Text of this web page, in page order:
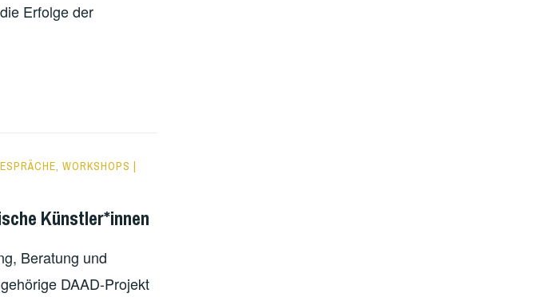
Erfolge der
, WORKSHOPS |
Künstler*innen
Beratung und
DAAD-Projekt